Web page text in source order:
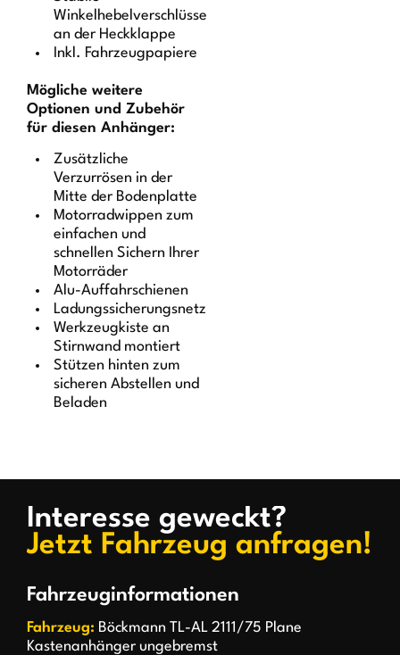
Winkelhebelverschlüsse
an der Heckklappe
Inkl. Fahrzeugpapiere
Mögliche weitere
Optionen und Zubehör
für diesen Anhänger:
Zusätzliche
Verzurrösen in der
Mitte der Bodenplatte
Motorradwippen zum
einfachen und
schnellen Sichern Ihrer
Motorräder
Alu-Auffahrschienen
Ladungssicherungsnetz
Werkzeugkiste an
Stirnwand montiert
Stützen hinten zum
sicheren Abstellen und
Beladen
Interesse geweckt?
Jetzt Fahrzeug anfragen!
Fahrzeuginformationen
Fahrzeug: Böckmann TL-AL 2111/75 Plane
Kastenanhänger ungebremst